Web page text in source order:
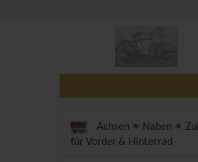
Achsen ✶ Naben ✶
für Vorder & Hinterrad